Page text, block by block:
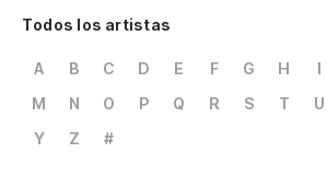
Todos los artistas
A B C D E F G H I
M
N O P Q R S T U
Y
Z #